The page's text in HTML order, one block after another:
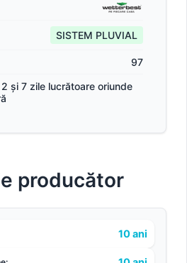
SISTEM PLUVIAL
97
și 7 zile lucrătoare oriunde
producător
10 ani